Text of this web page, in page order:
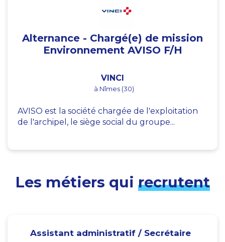
Alternance - Chargé(e) de mission
Environnement AVISO F/H
VINCI
à Nîmes (30)
AVISO est la société chargée de l'exploitation
de l'archipel, le siège social du groupe...
Les métiers qui recrutent
Assistant administratif / Secrétaire